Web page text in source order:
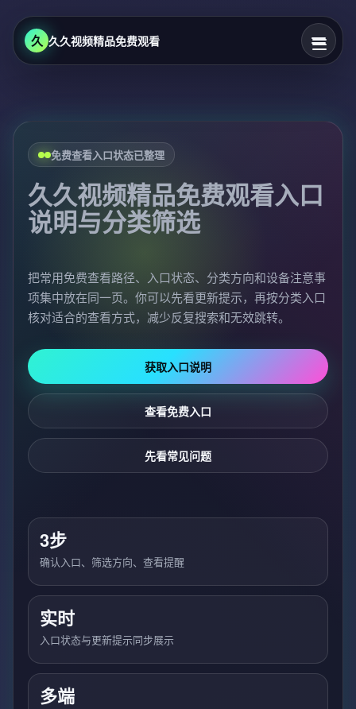
久 久久视频精品免费观看
免费查看入口状态已整理
久久视频精品免费观看入口
说明与分类筛选
把常用免费查看路径、入口状态、分类方向和设备注意事
项集中放在同一页。你可以先看更新提示，再按分类入口
核对适合的查看方式，减少反复搜索和无效跳转。
获取入口说明
查看免费入口
先看常见问题
3步
确认入口、筛选方向、查看提醒
实时
入口状态与更新提示同步展示
多端